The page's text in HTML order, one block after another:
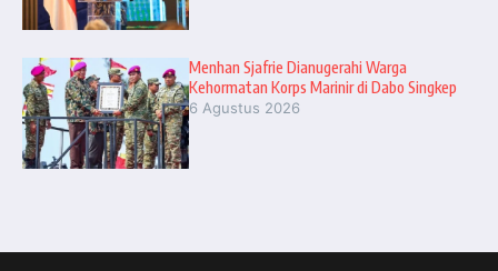
Menhan Sjafrie Dianugerahi Warga
Kehormatan Korps Marinir di Dabo Singkep
6 Agustus 2026